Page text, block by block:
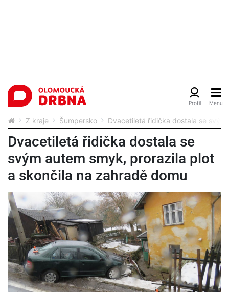
Z kraje Šumpersko Dvacetiletá řidička dostala se
Dvacetiletá řidička dostala se
svým autem smyk, prorazila plot
a skončila na zahradě domu